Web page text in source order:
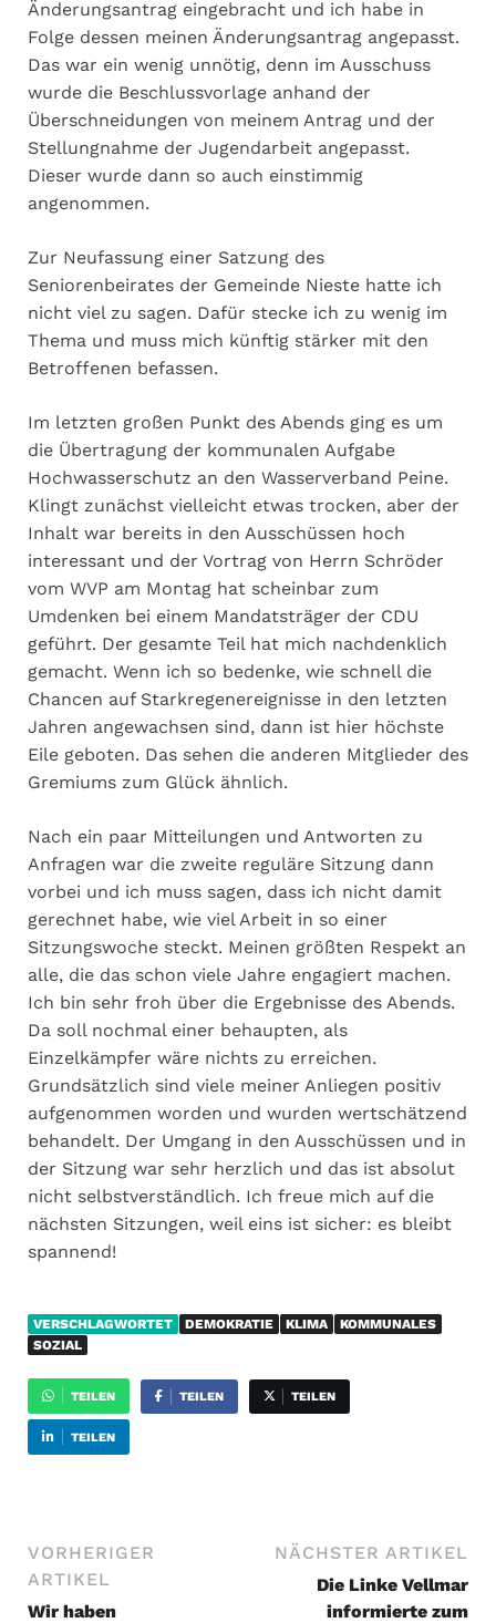
Änderungsantrag eingebracht und ich habe in
Folge dessen meinen Änderungsantrag angepasst.
Das war ein wenig unnötig, denn im Ausschuss
wurde die Beschlussvorlage anhand der
Überschneidungen von meinem Antrag und der
Stellungnahme der Jugendarbeit angepasst.
Dieser wurde dann so auch einstimmig
angenommen.
Zur Neufassung einer Satzung des
Seniorenbeirates der Gemeinde Nieste hatte ich
nicht viel zu sagen. Dafür stecke ich zu wenig im
Thema und muss mich künftig stärker mit den
Betroffenen befassen.
Im letzten großen Punkt des Abends ging es um
die Übertragung der kommunalen Aufgabe
Hochwasserschutz an den Wasserverband Peine.
Klingt zunächst vielleicht etwas trocken, aber der
Inhalt war bereits in den Ausschüssen hoch
interessant und der Vortrag von Herrn Schröder
vom WVP am Montag hat scheinbar zum
Umdenken bei einem Mandatsträger der CDU
geführt. Der gesamte Teil hat mich nachdenklich
gemacht. Wenn ich so bedenke, wie schnell die
Chancen auf Starkregenereignisse in den letzten
Jahren angewachsen sind, dann ist hier höchste
Eile geboten. Das sehen die anderen Mitglieder des
Gremiums zum Glück ähnlich.
Nach ein paar Mitteilungen und Antworten zu
Anfragen war die zweite reguläre Sitzung dann
vorbei und ich muss sagen, dass ich nicht damit
gerechnet habe, wie viel Arbeit in so einer
Sitzungswoche steckt. Meinen größten Respekt an
alle, die das schon viele Jahre engagiert machen.
Ich bin sehr froh über die Ergebnisse des Abends.
Da soll nochmal einer behaupten, als
Einzelkämpfer wäre nichts zu erreichen.
Grundsätzlich sind viele meiner Anliegen positiv
aufgenommen worden und wurden wertschätzend
behandelt. Der Umgang in den Ausschüssen und in
der Sitzung war sehr herzlich und das ist absolut
nicht selbstverständlich. Ich freue mich auf die
nächsten Sitzungen, weil eins ist sicher: es bleibt
spannend!
VERSCHLAGWORTET DEMOKRATIE KLIMA
KOMMUNALES
SOZIAL
TEILEN TEILEN TEILEN
TEILEN
VORHERIGER
ARTIKEL
Wir haben
NÄCHSTER ARTIKEL
Die Linke Vellmar
informierte zum